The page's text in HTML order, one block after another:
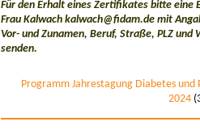
Für den Erhalt eines Zertifikates bitte eine
Frau Kalwach kalwach@fidam.de mit
Vor- und Zunamen, Beruf, Straße, PLZ und
senden.
Programm Jahrestagung Diabetes und
2024